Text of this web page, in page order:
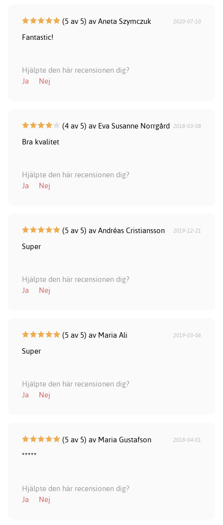
(5 av 5) av Aneta Szymczuk 2020-07-10
Fantastic!
Hjälpte den här recensionen dig?
Ja
Nej
(4 av 5) av Eva Susanne Norrgård 2018-03-08
Bra kvalitet
Hjälpte den här recensionen dig?
Ja
Nej
(5 av 5) av Andréas Cristiansson 2019-12-21
Super
Hjälpte den här recensionen dig?
Ja
Nej
(5 av 5) av Maria Ali 2019-03-06
Super
Hjälpte den här recensionen dig?
Ja
Nej
(5 av 5) av Maria Gustafson 2018-04-01
*****
Hjälpte den här recensionen dig?
Ja
Nej